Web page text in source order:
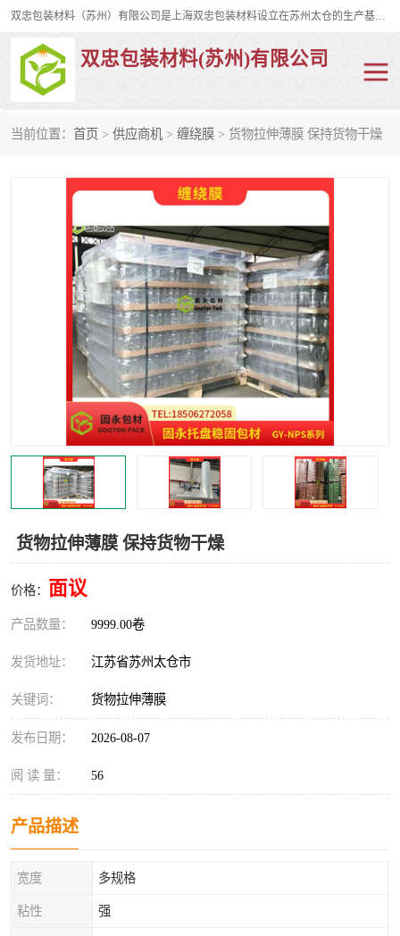
双忠包装材料（苏州）有限公司是上海双忠包装材料设立在苏州太仓的生产基地，占地约2万平米，产品主要有打孔缠绕膜，拉伸蜂窝纸，集装箱充气袋，滑托板，打包带，裹包网兜，防滑纸等箱体和托盘的运输和保护性包材。固永包材®，GooYon Pack®，是我们保护性包装材料的专属品牌。
双忠包装材料(苏州)有限公司
当前位置： 首页 > 供应商机 > 缠绕膜 > 货物拉伸薄膜 保持货物干燥
货物拉伸薄膜 保持货物干燥
价格： 面议
产品数量： 9999.00卷
发货地址： 江苏省苏州太仓市
关键词： 货物拉伸薄膜
发布日期： 2026-08-07
阅 读 量： 56
产品描述
宽度 多规格
粘性 强
裹包网兜 纤维打包带
充气袋
缠绕膜
托盘裹包网兜
托盘捆绑带